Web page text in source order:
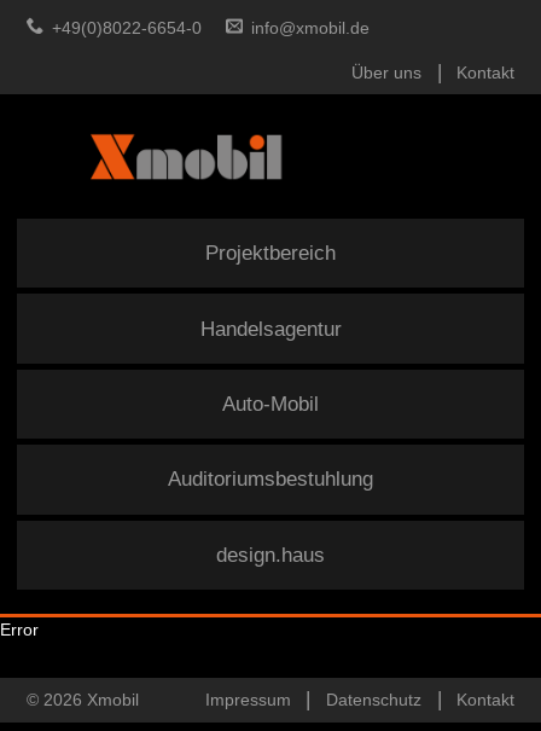
+49(0)8022-6654-0 info@xmobil.de
Über uns Kontakt
Projektbereich
Handelsagentur
Auto-Mobil
Auditoriumsbestuhlung
design.haus
Error
© 2026 Xmobil Impressum Datenschutz Kontakt